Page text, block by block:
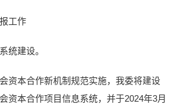
工作
统建设。
资本合作新机制规范实施，我委将建设
资本合作项目信息系统，并于2024年3月